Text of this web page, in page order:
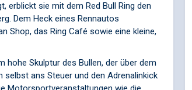
erblickt sie mit dem Red Bull Ring den
Dem Heck eines Rennautos
Shop, das Ring Café sowie eine kleine,
hohe Skulptur des Bullen, der über dem
selbst ans Steuer und den Adrenalinkick